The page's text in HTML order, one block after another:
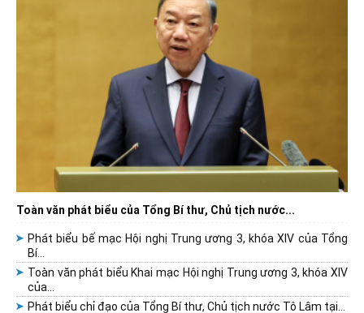
Toàn văn phát biểu của Tổng Bí thư, Chủ tịch nước...
Phát biểu bế mạc Hội nghị Trung ương 3, khóa XIV của Tổng
Bí...
Toàn văn phát biểu Khai mạc Hội nghị Trung ương 3, khóa XIV
của...
Phát biểu chỉ đạo của Tổng Bí thư, Chủ tịch nước Tô Lâm tại...